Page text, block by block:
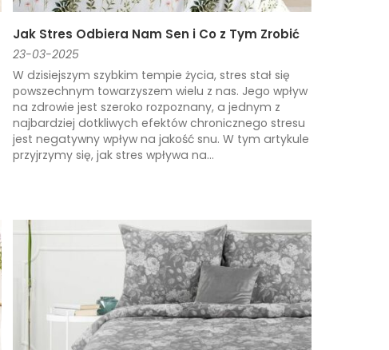
Jak Stres Odbiera Nam Sen i Co z Tym Zrobić
23-03-2025
W dzisiejszym szybkim tempie życia, stres stał się
powszechnym towarzyszem wielu z nas. Jego wpływ
na zdrowie jest szeroko rozpoznany, a jednym z
najbardziej dotkliwych efektów chronicznego stresu
jest negatywny wpływ na jakość snu. W tym artykule
przyjrzymy się, jak stres wpływa na...